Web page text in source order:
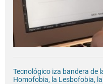
Tecnológico iza bandera de
Homofobia, la Lesbofobia,